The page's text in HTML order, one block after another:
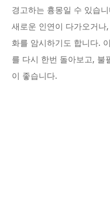
경고하는 흉몽일 수 있습
새로운 인연이 다가오거나
화를 암시하기도 합니다.
를 다시 한번 돌아보고, 불
이 좋습니다.